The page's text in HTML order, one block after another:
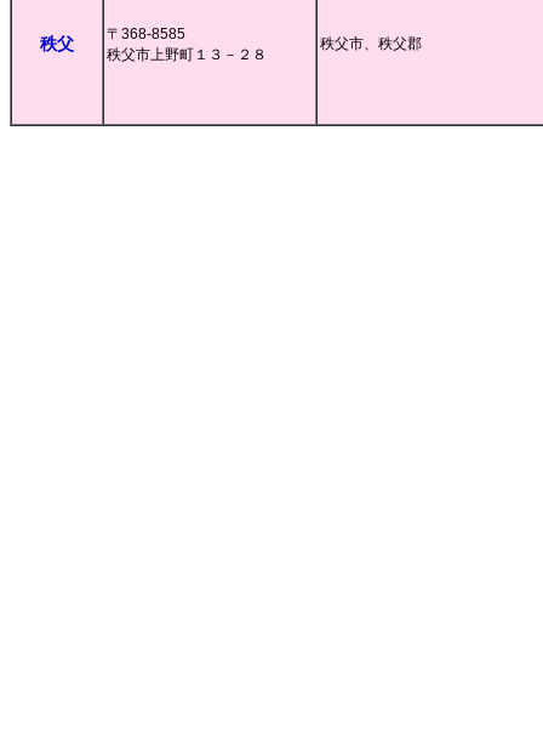
秩父
〒368-8585
秩父市上野町１３－２８
秩父市、秩父郡